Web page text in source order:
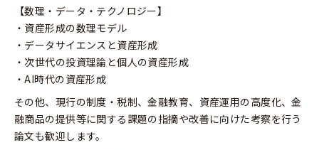
【数理・データ・テクノロジー】
・資産形成の数理モデル
・データサイエンスと資産形成
・次世代の投資理論と個人の資産形成
・AI時代の資産形成
その他、現行の制度・税制、金融教育、資産運用の高度化、金
融商品の提供等に関する課題の指摘や改善に向けた考察を行う
論文も歓迎します。